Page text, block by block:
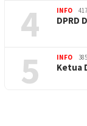
4 INFO
DPRD
5 INFO
Ketua